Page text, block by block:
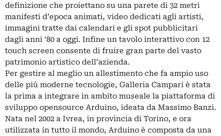
definizione che proiettano su una parete di 32 metri
manifesti d’epoca animati, video dedicati agli artisti,
immagini tratte dai calendari e gli spot pubblicitari
dagli anni ‘80 a oggi. Infine un tavolo interattivo con 12
touch screen consente di fruire gran parte del vasto
patrimonio artistico dell’azienda.
Per gestire al meglio un allestimento che fa ampio uso
delle più moderne tecnologie, Galleria Campari è stata
la prima a integrare in ambito museale la piattaforma di
sviluppo opensource Arduino, ideata da Massimo Banzi.
Nata nel 2002 a Ivrea, in provincia di Torino, e ora
utilizzata in tutto il mondo, Arduino è composta da una